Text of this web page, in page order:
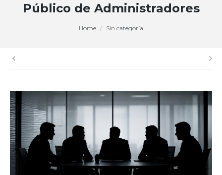
Público de Administradores
Home Sin categoría